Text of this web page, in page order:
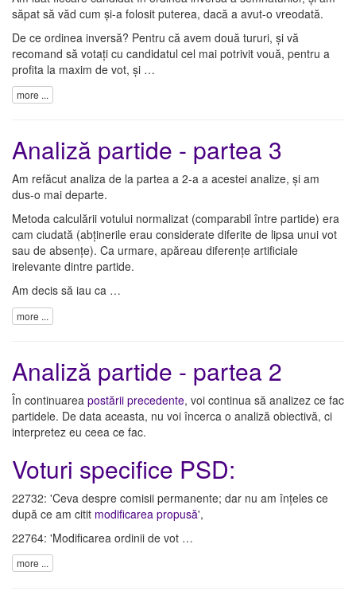
săpat să văd cum și-a folosit puterea, dacă a avut-o vreodată.
De ce ordinea inversă? Pentru că avem două tururi, și vă
recomand să votați cu candidatul cel mai potrivit vouă, pentru a
profita la maxim de vot, și …
more ...
Analiză partide - partea 3
Am refăcut analiza de la partea a 2-a a acestei analize, și am
dus-o mai departe.
Metoda calculării votului normalizat (comparabil între partide) era
cam ciudată (abținerile erau considerate diferite de lipsa unui vot
sau de absențe). Ca urmare, apăreau diferențe artificiale
irelevante dintre partide.
Am decis să iau ca …
more ...
Analiză partide - partea 2
În continuarea postării precedente, voi continua să analizez ce fac
partidele. De data aceasta, nu voi încerca o analiză obiectivă, ci
interpretez eu ceea ce fac.
Voturi specifice PSD:
22732: 'Ceva despre comisii permanente; dar nu am înțeles ce
după ce am citit modificarea propusă',
22764: 'Modificarea ordinii de vot …
more ...